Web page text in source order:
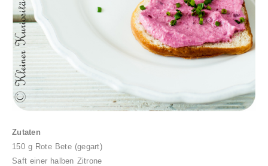
Zutaten
150 g Rote Bete (gegart)
Saft einer halben Zitrone